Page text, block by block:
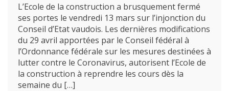
L’Ecole de la construction a brusquement fermé
ses portes le vendredi 13 mars sur l’injonction du
Conseil d’Etat vaudois. Les dernières modifications
du 29 avril apportées par le Conseil fédéral à
l’Ordonnance fédérale sur les mesures destinées à
lutter contre le Coronavirus, autorisent l’Ecole de
la construction à reprendre les cours dès la
semaine du […]